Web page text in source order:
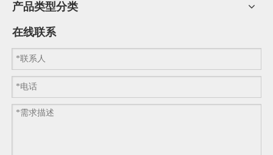
产品类型分类
在线联系